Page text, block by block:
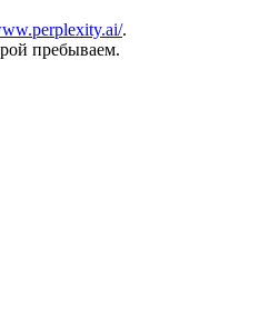
.
пребываем.